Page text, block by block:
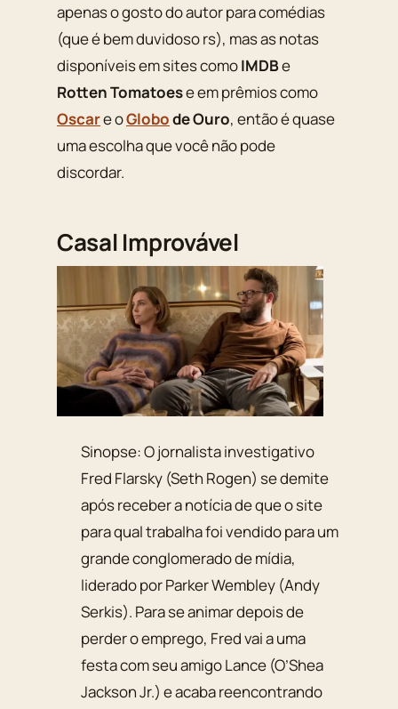
apenas o gosto do autor para comédias
(que é bem duvidoso rs), mas as notas
disponíveis em sites comoIMDBe
Rotten Tomatoese em prêmios como
Oscare oGlobode Ouro, então é quase
uma escolha que você não pode
discordar.
Casal Improvável
Sinopse: O jornalista investigativo
Fred Flarsky (Seth Rogen) se demite
após receber a notícia de que o site
para qual trabalha foi vendido para um
grande conglomerado de mídia,
liderado por Parker Wembley (Andy
Serkis). Para se animar depois de
perder o emprego, Fred vai a uma
festa com seu amigo Lance (O’Shea
Jackson Jr.) e acaba reencontrando